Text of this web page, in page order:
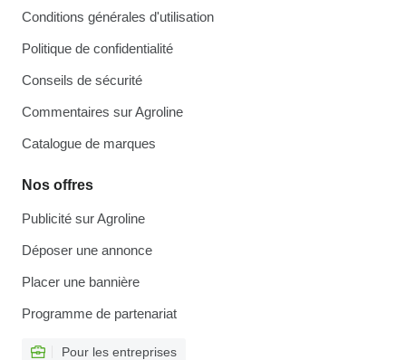
Conditions générales d'utilisation
Politique de confidentialité
Conseils de sécurité
Commentaires sur Agroline
Catalogue de marques
Nos offres
Publicité sur Agroline
Déposer une annonce
Placer une bannière
Programme de partenariat
Pour les entreprises